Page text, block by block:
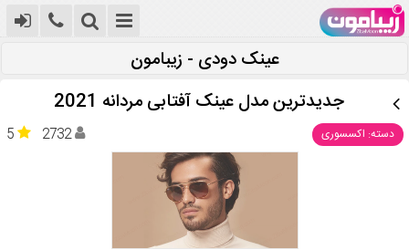
عینک دودی - زیبامون
جدیدترین مدل عینک آفتابی مردانه 2021
دسته: اکسسوری 5 2732